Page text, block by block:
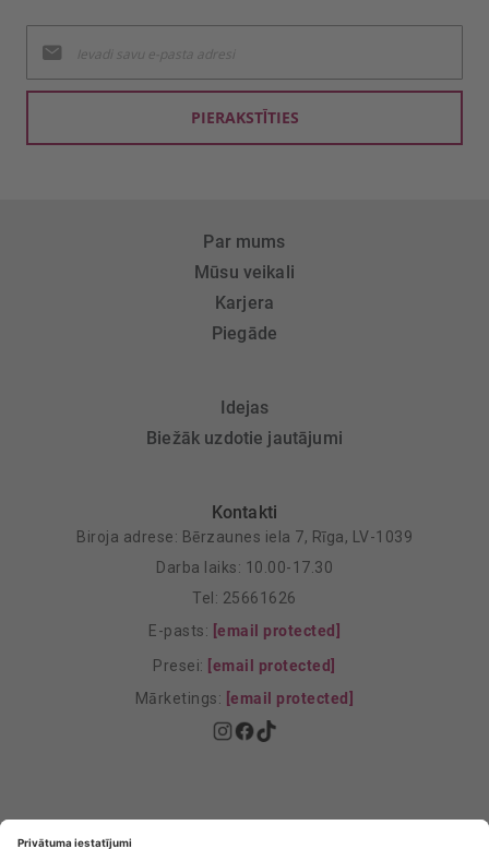
jaunumu
saņemšanai:
PIERAKSTĪTIES
Par mums
Mūsu veikali
Karjera
Piegāde
Idejas
Biežāk uzdotie jautājumi
Kontakti
Biroja adrese: Bērzaunes iela 7, Rīga, LV-1039
Darba laiks: 10.00-17.30
Tel: 25661626
E-pasts: [email protected]
Presei: [email protected]
Mārketings: [email protected]